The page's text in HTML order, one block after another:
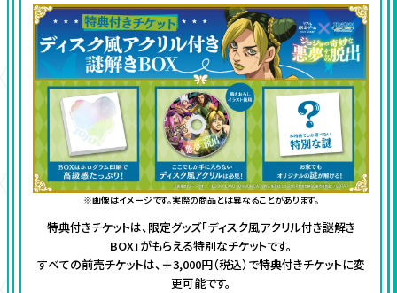
※画像はイメージです。実際の商品とは異なることがあります。
特典付きチケットは、限定グッズ「ディスク風アクリル付き謎解き
BOX」がもらえる特別なチケットです。
すべての前売チケットは、＋3,000円（税込）で特典付きチケットに変
更可能です。